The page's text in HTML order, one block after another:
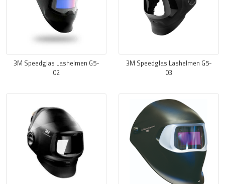
3M Speedglas Lashelmen G5-
02
3M Speedglas Lashelmen G5-
03